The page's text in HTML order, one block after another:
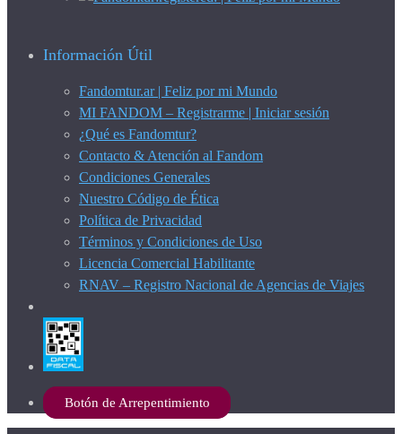
Información Útil
Fandomtur.ar | Feliz por mi Mundo
MI FANDOM – Registrarme | Iniciar sesión
¿Qué es Fandomtur?
Contacto & Atención al Fandom
Condiciones Generales
Nuestro Código de Ética
Política de Privacidad
Términos y Condiciones de Uso
Licencia Comercial Habilitante
RNAV – Registro Nacional de Agencias de Viajes
Botón de Arrepentimiento